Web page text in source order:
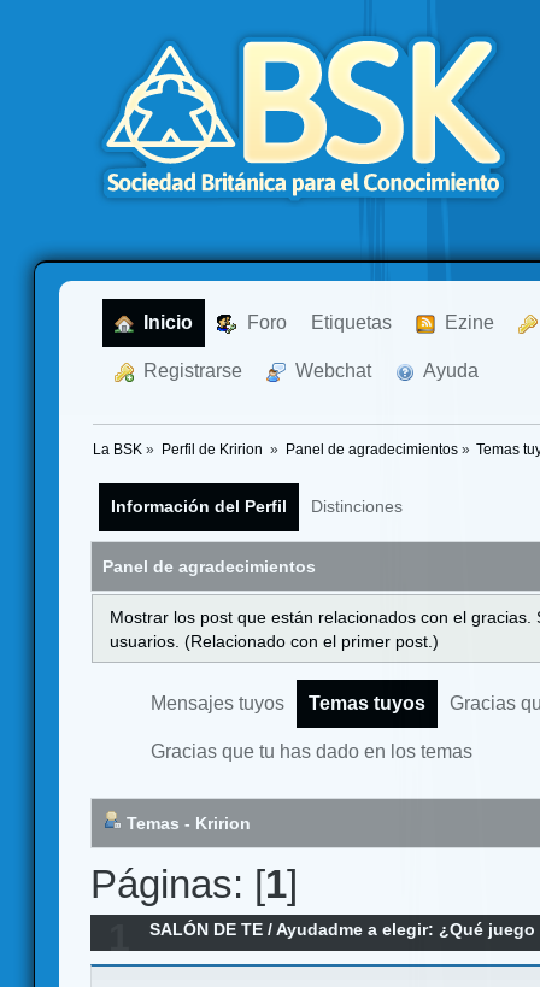
Inicio Foro Etiquetas Ezine
Registrarse Webchat Ayuda
La BSK » Perfil de Kririon » Panel de agradecimientos» Temas
Información del Perfil Distinciones
Panel de agradecimientos
Mostrar los post que están relacionados con el
usuarios. (Relacionado con el primer post.)
Mensajes tuyos Temas tuyos Gracias
Gracias que tu has dado en los temas
Temas - Kririon
Páginas: [1]
SALÓN DE TE /Ayudadme a elegir: ¿Qué
que vale la pena comprar?